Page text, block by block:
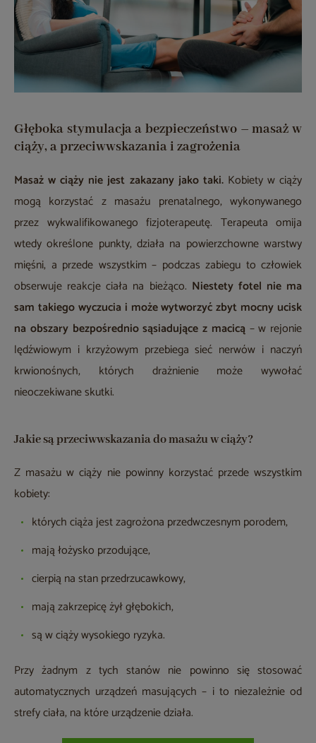
Głęboka stymulacja a bezpieczeństwo – masaż w
ciąży, a przeciwwskazania i zagrożenia
Masaż w ciąży nie jest zakazany jako taki. Kobiety w ciąży
mogą korzystać z masażu prenatalnego, wykonywanego
przez wykwalifikowanego fizjoterapeutę. Terapeuta omija
wtedy określone punkty, działa na powierzchowne warstwy
mięśni, a przede wszystkim – podczas zabiegu to człowiek
obserwuje reakcje ciała na bieżąco. Niestety fotel nie ma
sam takiego wyczucia i może wytworzyć zbyt mocny ucisk
na obszary bezpośrednio sąsiadujące z macicą – w rejonie
lędźwiowym i krzyżowym przebiega sieć nerwów i naczyń
krwionośnych, których drażnienie może wywołać
nieoczekiwane skutki.
Jakie są przeciwwskazania do masażu w ciąży?
Z masażu w ciąży nie powinny korzystać przede wszystkim
kobiety:
których ciąża jest zagrożona przedwczesnym porodem,
mają łożysko przodujące,
cierpią na stan przedrzucawkowy,
mają zakrzepicę żył głębokich,
są w ciąży wysokiego ryzyka.
Przy żadnym z tych stanów nie powinno się stosować
automatycznych urządzeń masujących – i to niezależnie od
strefy ciała, na które urządzenie działa.